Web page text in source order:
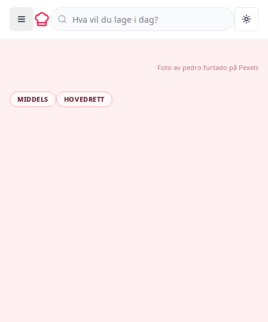
Søk i oppskrifter
MIDDELS HOVEDRETT
Foto av pedro furtado på Pexels